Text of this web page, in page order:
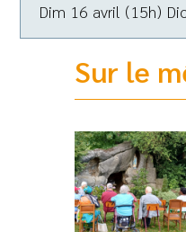
Dim 16 avril (15h)
Sur le